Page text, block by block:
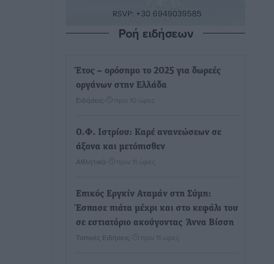
Ροή ειδήσεων
Έτος – ορόσημο το 2025 για δωρεές
οργάνων στην Ελλάδα
Ειδήσεις πριν 10 ώρες
Ο.Φ. Ιστρίου: Καρέ ανανεώσεων σε
άξονα και μετόπισθεν
Αθλητικά πριν 11 ώρες
Επικός Εργκίν Αταμάν στη Σύμη:
Έσπασε πιάτα μέχρι και στο κεφάλι του
σε εστιατόριο ακούγοντας Άννα Βίσση
Τοπικές Ειδήσεις πριν 11 ώρες